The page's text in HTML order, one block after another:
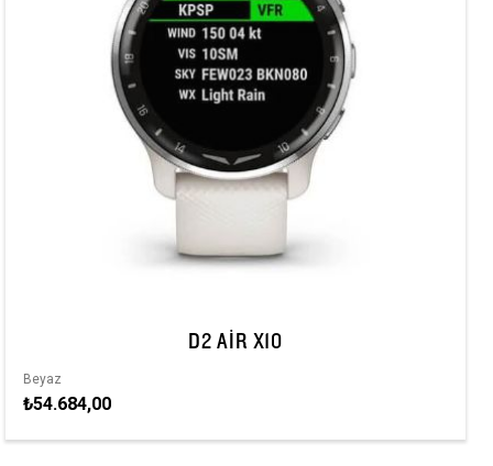
D2 AIR X10
Beyaz
₺54.684,00